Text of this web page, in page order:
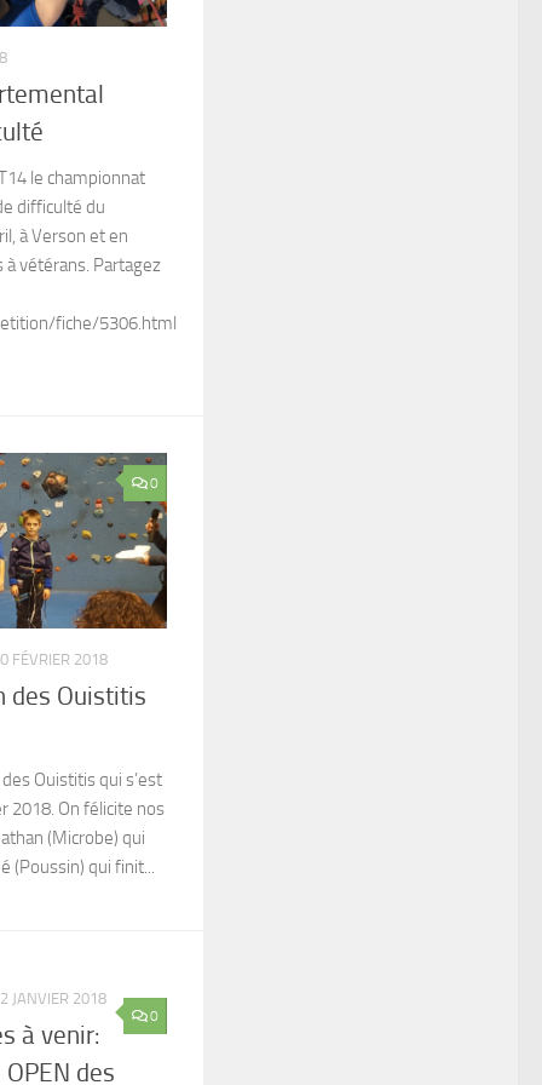
le championnat
difficulté du
à Verson et en
à vétérans. Partagez
fiche/5306.html
0
FÉVRIER 2018
des Ouistitis
Ouistitis qui s’est
2018. On félicite nos
(Microbe) qui
(Poussin) qui finit...
0
JANVIER 2018
à venir:
des